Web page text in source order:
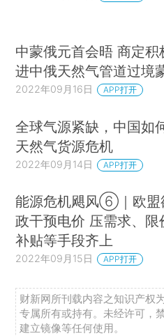
中蒙俄元首会晤 商定积
进中俄天然气管道过境
2022年09月16日 APP打开
全球气源紧缺，中国如
天然气货源危机
2022年09月14日 APP打开
能源危机飓风⑥｜欧盟
政干预电价 压需求、限
补贴等手段齐上
2022年09月15日 APP打开
财新网所刊载内容之知识产权
专属所有或持有。未经许可，
建立镜像等任何使用。